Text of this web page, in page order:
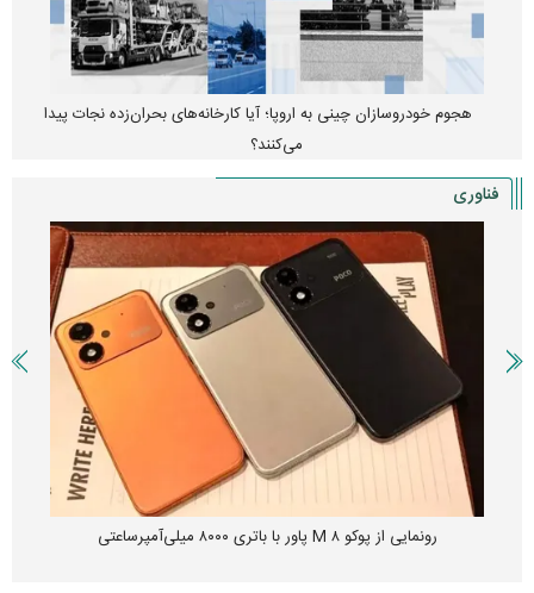
واردات خودرو از منطقه آزاد تهران؛ مناظره داغی که بازار خودرو را تحت
تأثیر قرار داد